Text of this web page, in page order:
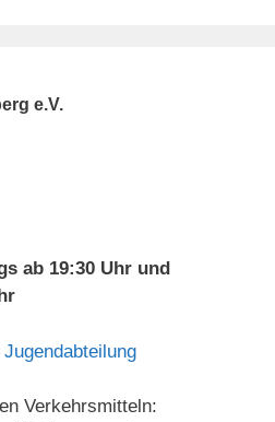
e.V.
ab 19:30 Uhr und
Jugendabteilung
Verkehrsmitteln: